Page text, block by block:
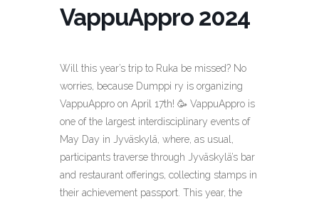
VappuAppro 2024
Will this year’s trip to Ruka be missed? No
worries, because Dumppi ry is organizing
VappuAppro on April 17th! 🥳 VappuAppro is
one of the largest interdisciplinary events of
May Day in Jyväskylä, where, as usual,
participants traverse through Jyväskylä’s bar
and restaurant offerings, collecting stamps in
their achievement passport. This year, the